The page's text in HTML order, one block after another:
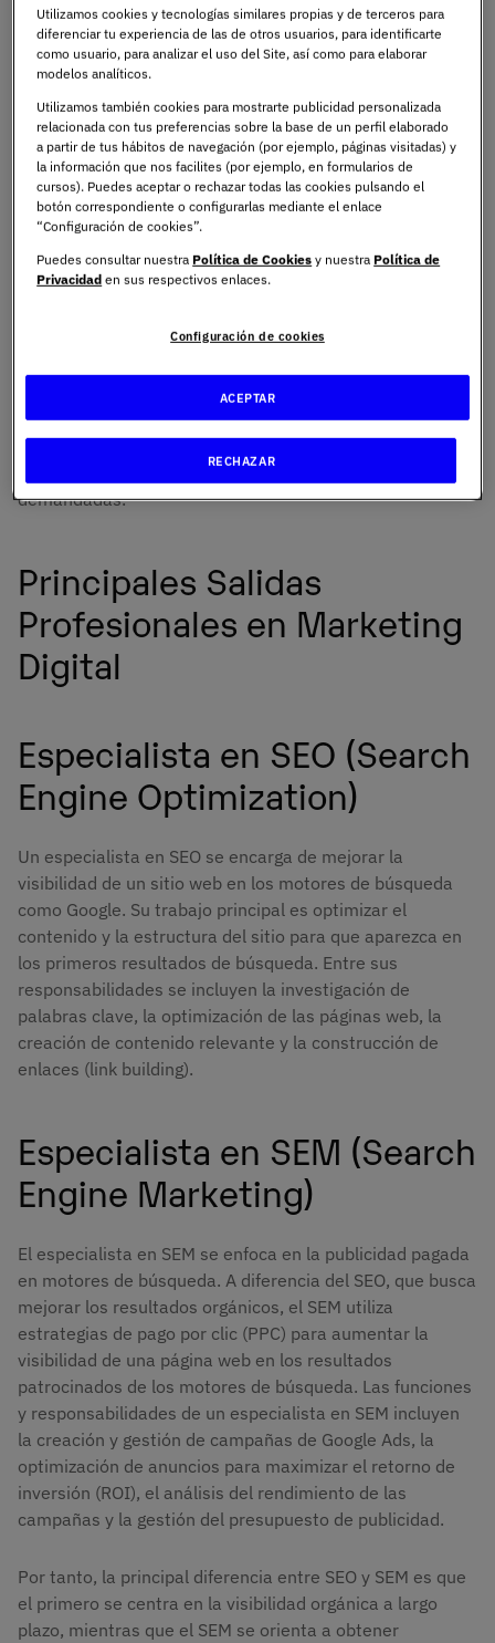
y personalizada con los clientes, además de ofrecer
herramientas para medir y analizar los resultados de
manera precisa.
Con la mayoría de las personas utilizando internet para
buscar información, comprar productos y conectarse con
otras personas, este tipo de marketing es fundamental
para cualquier empresa que quiera tener éxito, y es que
estar presente y visible en el entorno digital se ha vuelto
imprescindible. Las empresas invierten cada vez más en
marketing digital porque les permite llegar a su público
campañas en tiempo real.
Pero, ¿cuáles son las mejores salidas profesionales en el
marketing digital?. Con el crecimiento de este campo, han
surgido muchas oportunidades laborales. A continuación,
te queremos explicar algunas de las principales y más
demandadas.
Principales Salidas
Profesionales en Marketing
Digital
Especialista en SEO (Search
Engine Optimization)
Un especialista en SEO se encarga de mejorar la
visibilidad de un sitio web en los motores de búsqueda
como Google. Su trabajo principal es optimizar el
contenido y la estructura del sitio para que aparezca en
los primeros resultados de búsqueda. Entre sus
responsabilidades se incluyen la investigación de
palabras clave, la optimización de las páginas web, la
creación de contenido relevante y la construcción de
enlaces (link building).
Especialista en SEM (Search
Engine Marketing)
El especialista en SEM se enfoca en la publicidad pagada
en motores de búsqueda. A diferencia del SEO, que busca
mejorar los resultados orgánicos, el SEM utiliza
estrategias de pago por clic (PPC) para aumentar la
visibilidad de una página web en los resultados
patrocinados de los motores de búsqueda. Las funciones
y responsabilidades de un especialista en SEM incluyen
la creación y gestión de campañas de Google Ads, la
optimización de anuncios para maximizar el retorno de
inversión (ROI), el análisis del rendimiento de las
campañas y la gestión del presupuesto de publicidad.
Por tanto, la principal diferencia entre SEO y SEM es que
el primero se centra en la visibilidad orgánica a largo
plazo, mientras que el SEM se orienta a obtener
Utilizamos cookies y tecnologías similares propias y de terceros para
diferenciar tu experiencia de las de otros usuarios, para identificarte
como usuario, para analizar el uso del Site, así como para elaborar
modelos analíticos.
Utilizamos también cookies para mostrarte publicidad personalizada
relacionada con tus preferencias sobre la base de un perfil elaborado
a partir de tus hábitos de navegación (por ejemplo, páginas visitadas) y
la información que nos facilites (por ejemplo, en formularios de
cursos). Puedes aceptar o rechazar todas las cookies pulsando el
botón correspondiente o configurarlas mediante el enlace
“Configuración de cookies”.
Puedes consultar nuestra Política de Cookies y nuestra Política de
Privacidad en sus respectivos enlaces.
Configuración de cookies
RECHAZAR
ACEPTAR